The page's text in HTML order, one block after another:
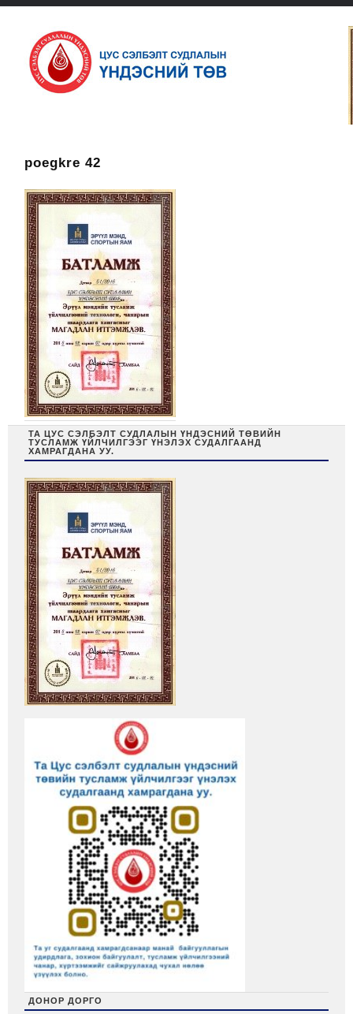
poegkre 42
ТА ЦУС СЭЛБЭЛТ СУДЛАЛЫН ҮНДЭСНИЙ ТӨВИЙН
ТУСЛАМЖ ҮЙЛЧИЛГЭЭГ ҮНЭЛЭХ СУДАЛГААНД
ХАМРАГДАНА УУ.
ДОНОР ДОРГО